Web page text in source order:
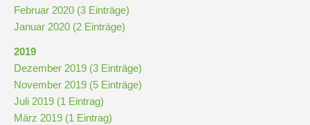
Schulbuchordnung
Pausenordnung
Handynutzung
Februar 2020 (3 Einträge)
Januar 2020 (2 Einträge)
2019
Dezember 2019 (3 Einträge)
November 2019 (5 Einträge)
Juli 2019 (1 Eintrag)
März 2019 (1 Eintrag)